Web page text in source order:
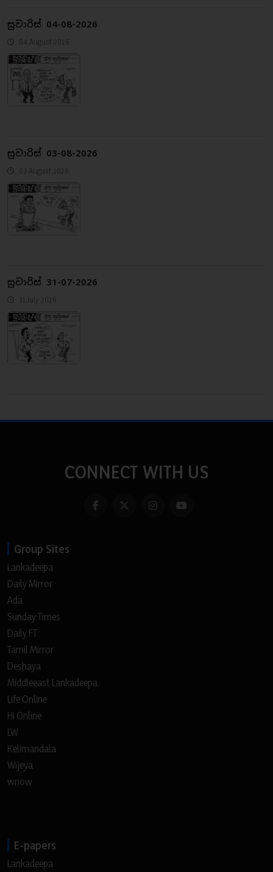
සුවාරිස් 04-08-2026
04 August 2026
සුවාරිස් 03-08-2026
03 August 2026
සුවාරිස් 31-07-2026
31 July 2026
CONNECT WITH US
Group Sites
Lankadeepa
Daily Mirror
Ada
Sunday Times
Daily FT
Tamil Mirror
Deshaya
Middleeast Lankadeepa
Life Online
Hi Online
LW
Kelimandala
Wijeya
wnow
E-papers
Lankadeepa